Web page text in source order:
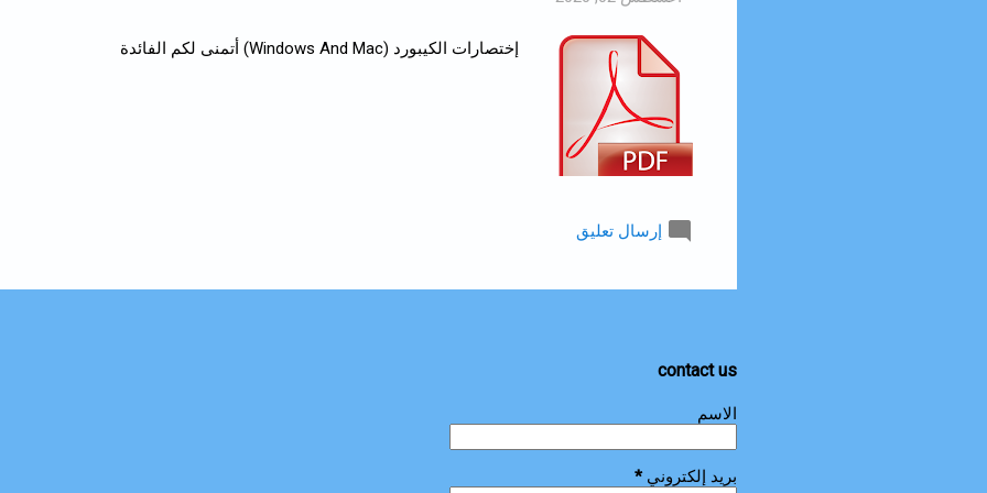
إختصارات الكيبورد (Windows And Mac) أتمنى لكم الفائدة
إرسال تعليق
contact us
الاسم
بريد إلكتروني*